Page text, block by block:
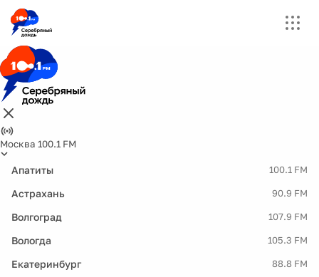
Москва 100.1 FM
Апатиты 100.1 FM
Астрахань 90.9 FM
Волгоград 107.9 FM
Вологда 105.3 FM
Екатеринбург 88.8 FM